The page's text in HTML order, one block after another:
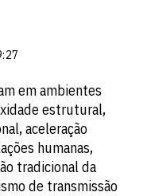
em ambientes
estrutural,
aceleração
humanas,
tradicional da
de transmissão